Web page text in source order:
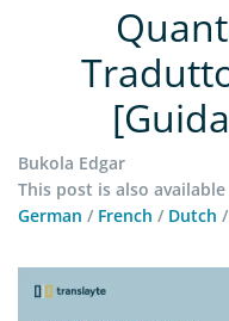
Bukola Edgar
This post is also available
German / French / Dutch /